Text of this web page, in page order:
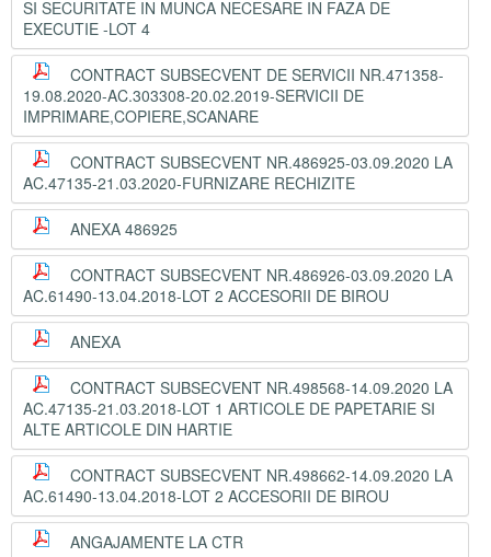
SI SECURITATE IN MUNCA NECESARE IN FAZA DE
EXECUTIE -LOT 4
CONTRACT SUBSECVENT DE SERVICII NR.471358-
19.08.2020-AC.303308-20.02.2019-SERVICII DE
IMPRIMARE,COPIERE,SCANARE
CONTRACT SUBSECVENT NR.486925-03.09.2020 LA
AC.47135-21.03.2020-FURNIZARE RECHIZITE
ANEXA 486925
CONTRACT SUBSECVENT NR.486926-03.09.2020 LA
AC.61490-13.04.2018-LOT 2 ACCESORII DE BIROU
ANEXA
CONTRACT SUBSECVENT NR.498568-14.09.2020 LA
AC.47135-21.03.2018-LOT 1 ARTICOLE DE PAPETARIE SI
ALTE ARTICOLE DIN HARTIE
CONTRACT SUBSECVENT NR.498662-14.09.2020 LA
AC.61490-13.04.2018-LOT 2 ACCESORII DE BIROU
ANGAJAMENTE LA CTR